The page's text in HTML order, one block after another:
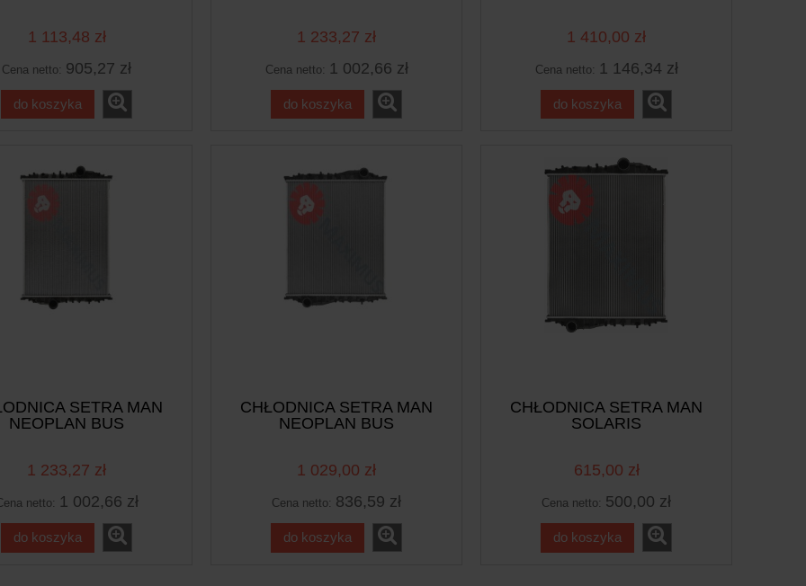
1 113,48 zł
Cena netto: 905,27 zł
do koszyka
1 233,27 zł
Cena netto: 1 002,66 zł
do koszyka
1 410,00 zł
Cena netto: 1 146,34 zł
do koszyka
SETRA MAN
NEOPLAN BUS
1 233,27 zł
netto: 1 002,66 zł
do koszyka
CHŁODNICA SETRA MAN
NEOPLAN BUS
1 029,00 zł
Cena netto: 836,59 zł
do koszyka
CHŁODNICA SETRA MAN
SOLARIS
615,00 zł
Cena netto: 500,00 zł
do koszyka